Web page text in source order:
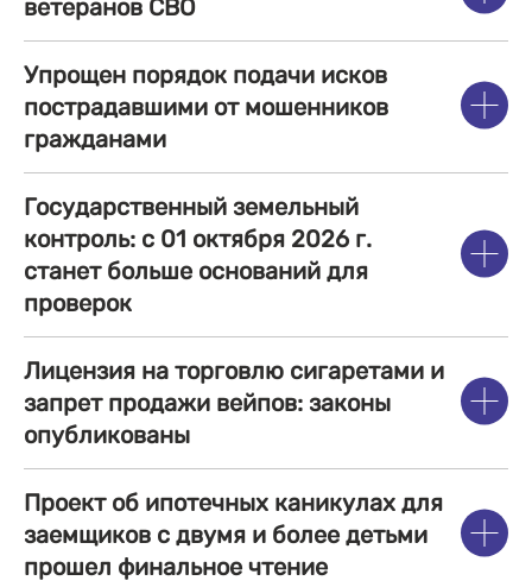
ветеранов СВО
Упрощен порядок подачи исков
пострадавшими от мошенников
гражданами
Государственный земельный
контроль: с 01 октября 2026 г.
станет больше оснований для
проверок
Лицензия на торговлю сигаретами и
запрет продажи вейпов: законы
опубликованы
Проект об ипотечных каникулах для
заемщиков с двумя и более детьми
прошел финальное чтение